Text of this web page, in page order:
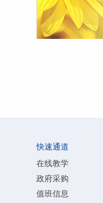
快速通道
在线教学
政府采购
值班信息